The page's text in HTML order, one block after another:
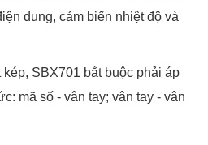
dung, cảm biến nhiệt độ và
SBX701 bắt buộc phải áp
mã số - vân tay; vân tay - vân